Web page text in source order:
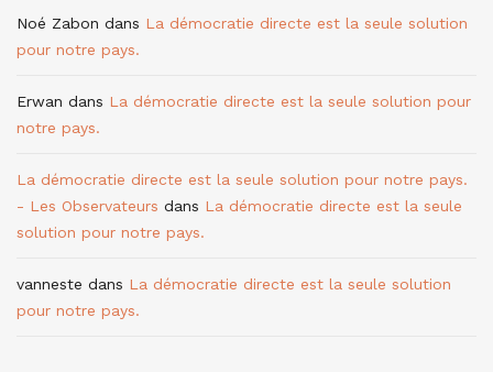
Noé Zabon dans La démocratie directe est la seule solution
pour notre pays.
Erwan dans La démocratie directe est la seule solution pour
notre pays.
La démocratie directe est la seule solution pour notre pays.
- Les Observateurs dans La démocratie directe est la seule
solution pour notre pays.
vanneste dans La démocratie directe est la seule solution
pour notre pays.